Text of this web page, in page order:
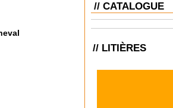
// CATALOGUE
// LITIÈRES